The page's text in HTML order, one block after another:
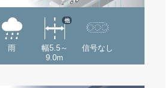
雨
幅5.5～
9.0m
他
信号なし